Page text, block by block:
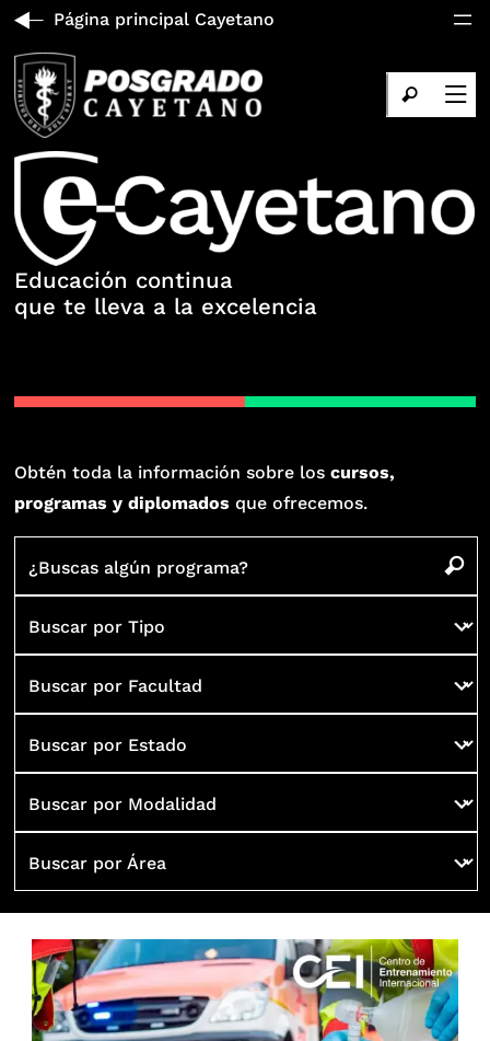
Página principal Cayetano
Educación continua
que te lleva a la excelencia
Obtén toda la información sobre loscursos,
programas y diplomados que ofrecemos.
¿Buscas algún programa?
Buscar por Tipo
Buscar por Facultad
Buscar por Estado
Buscar por Modalidad
Buscar por Área